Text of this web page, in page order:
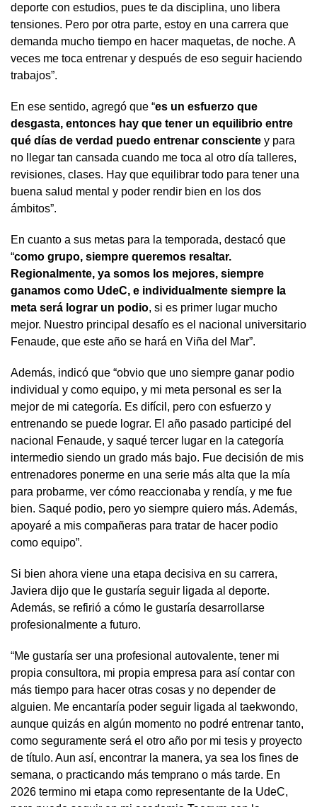
deporte con estudios, pues te da disciplina, uno libera
tensiones. Pero por otra parte, estoy en una carrera que
demanda mucho tiempo en hacer maquetas, de noche. A
veces me toca entrenar y después de eso seguir haciendo
trabajos”.
En ese sentido, agregó que “es un esfuerzo que
desgasta, entonces hay que tener un equilibrio entre
qué días de verdad puedo entrenar consciente y para
no llegar tan cansada cuando me toca al otro día talleres,
revisiones, clases. Hay que equilibrar todo para tener una
buena salud mental y poder rendir bien en los dos
ámbitos”.
En cuanto a sus metas para la temporada, destacó que
“como grupo, siempre queremos resaltar.
Regionalmente, ya somos los mejores, siempre
ganamos como UdeC, e individualmente siempre la
meta será lograr un podio, si es primer lugar mucho
mejor. Nuestro principal desafío es el nacional universitario
Fenaude, que este año se hará en Viña del Mar”.
Además, indicó que “obvio que uno siempre ganar podio
individual y como equipo, y mi meta personal es ser la
mejor de mi categoría. Es difícil, pero con esfuerzo y
entrenando se puede lograr. El año pasado participé del
nacional Fenaude, y saqué tercer lugar en la categoría
intermedio siendo un grado más bajo. Fue decisión de mis
entrenadores ponerme en una serie más alta que la mía
para probarme, ver cómo reaccionaba y rendía, y me fue
bien. Saqué podio, pero yo siempre quiero más. Además,
apoyaré a mis compañeras para tratar de hacer podio
como equipo”.
Si bien ahora viene una etapa decisiva en su carrera,
Javiera dijo que le gustaría seguir ligada al deporte.
Además, se refirió a cómo le gustaría desarrollarse
profesionalmente a futuro.
“Me gustaría ser una profesional autovalente, tener mi
propia consultora, mi propia empresa para así contar con
más tiempo para hacer otras cosas y no depender de
alguien. Me encantaría poder seguir ligada al taekwondo,
aunque quizás en algún momento no podré entrenar tanto,
como seguramente será el otro año por mi tesis y proyecto
de título. Aun así, encontrar la manera, ya sea los fines de
semana, o practicando más temprano o más tarde. En
2026 termino mi etapa como representante de la UdeC,